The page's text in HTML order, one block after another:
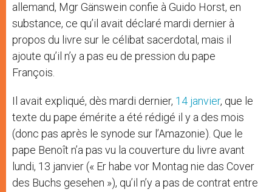
allemand, Mgr Gänswein confie à Guido Horst, en
substance, ce qu’il avait déclaré mardi dernier à
propos du livre sur le célibat sacerdotal, mais il
ajoute qu’il n’y a pas eu de pression du pape
François.
Il avait expliqué, dès mardi dernier, 14 janvier, que le
texte du pape émérite a été rédigé il y a des mois
(donc pas après le synode sur l’Amazonie). Que le
pape Benoît n’a pas vu la couverture du livre avant
lundi, 13 janvier (« Er habe vor Montag nie das Cover
des Buchs gesehen »), qu’il n’y a pas de contrat entre